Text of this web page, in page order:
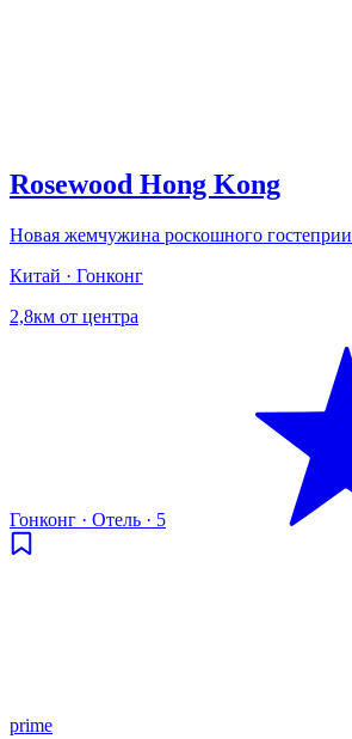
Rosewood Hong Kong
Новая жемчужина роскошного
Китай · Гонконг
2,8км от центра
Гонконг · Отель · 5
prime